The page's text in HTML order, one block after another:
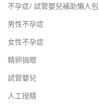
不孕症/ 試管嬰兒補助懶人包
男性不孕症
女性不孕症
精卵捐贈
試管嬰兒
人工授精